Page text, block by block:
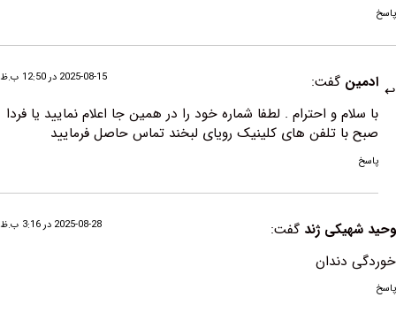
گفت: 2025-08-15 در 12:50 ب.ظ
و احترام . لطفا شماره خود را در همین جا اعلام نمایید یا فردا
تلفن های کلینیک رویای لبخند تماس حاصل فرمایید
ژند گفت: 2025-08-28 در 3:16 ب.ظ